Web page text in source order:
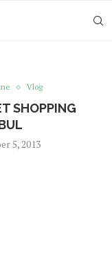
Vlog
SHOPPING
5, 2013